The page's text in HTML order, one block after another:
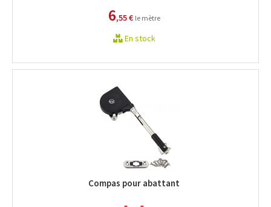
6,55 € le mètre
En stock
Compas pour abattant